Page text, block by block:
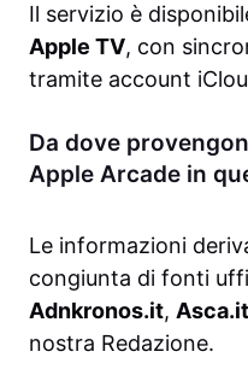
Il servizio è
Apple TV, con
tramite account
Da dove
Apple Arcade in
Le informazioni
congiunta di fonti
Adnkronos.it, Asca.it
nostra Redazione.